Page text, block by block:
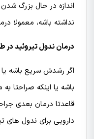
اندازه در حال بزرگ
نداشته باشه، معمولا
درمان ندول تیروئید
اگر رشدش سریع باشه
باشه یا اینکه صراحتا
قاعدتا درمان بعدی
دارویی برای ندول های